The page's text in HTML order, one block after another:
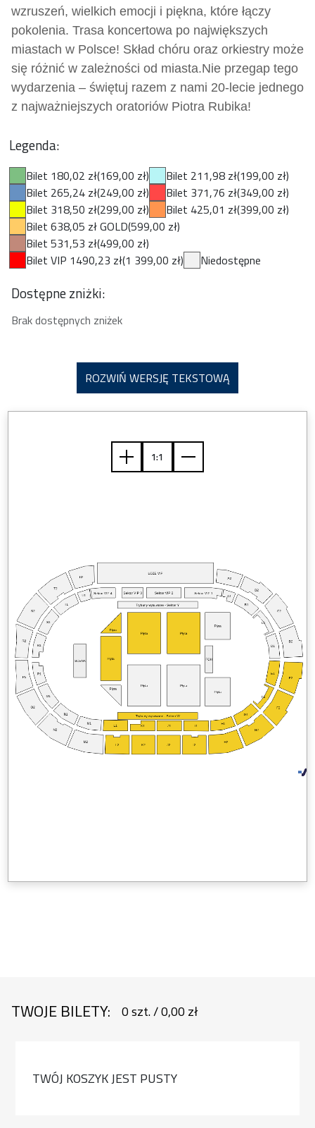
wzruszeń, wielkich emocji i piękna, które łączy
pokolenia. Trasa koncertowa po największych
miastach w Polsce! Skład chóru oraz orkiestry może
się różnić w zależności od miasta.Nie przegap tego
wydarzenia – świętuj razem z nami 20-lecie jednego
z najważniejszych oratoriów Piotra Rubika!
Legenda:
Bilet 180,02 zł(169,00 zł) Bilet 211,98 zł(199,00 zł)
Bilet 265,24 zł(249,00 zł) Bilet 371,76 zł(349,00 zł)
Bilet 318,50 zł(299,00 zł) Bilet 425,01 zł(399,00 zł)
Bilet 638,05 zł GOLD(599,00 zł)
Bilet 531,53 zł(499,00 zł)
Bilet VIP 1490,23 zł(1 399,00 zł) Niedostępne
Dostępne zniżki:
Brak dostępnych zniżek
ROZWIŃ WERSJĘ TEKSTOWĄ
A2
B2
C2
A1
B1
C1
D1
D2
E1
E2
F1
F2
G1
G2
H1
H2
I1
I2
J1
J2
K1
K2
L1
L2
M1
M2
N1
N2
O1
O2
P1
P2
R1
R2
S1
S2
T1
T2
U1
U2
LOŻE VIP
Sektor VIP 4 Sektor VIP 3 Sektor VIP 2 Sektor VIP 1
Trybuny wysuwane - Sektor W
Trybuny wysuwane - Sektor Y
Płyta
Płyta
Płyta
Płyta
Płyta
Płyta
Płyta
SCENA FOH
Płyta
Płyta
TWOJE BILETY: 0szt./0,00 zł
TWÓJ KOSZYK JEST PUSTY